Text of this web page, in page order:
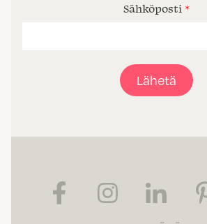
Sähköposti *
Lähetä